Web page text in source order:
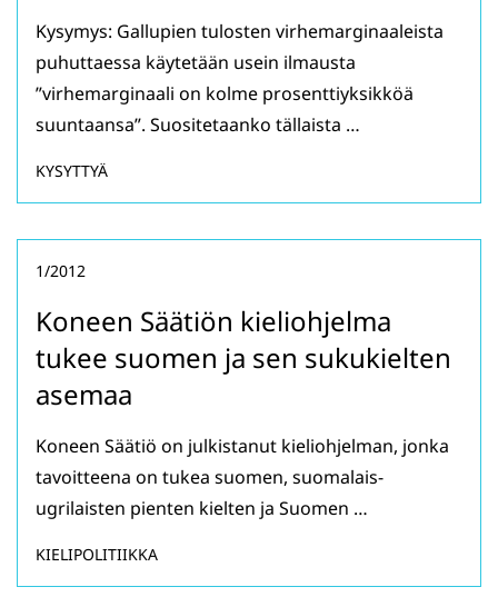
Kysymys: Gallupien tulosten virhemarginaaleista
puhuttaessa käytetään usein ilmausta
”virhemarginaali on kolme prosenttiyksikköä
suuntaansa”. Suositetaanko tällaista …
KYSYTTYÄ
Koneen Säätiön kieliohjelma
tukee suomen ja sen sukukielten
asemaa
1/2012
Koneen Säätiö on julkistanut kieliohjelman, jonka
tavoitteena on tukea suomen, suomalais-
ugrilaisten pienten kielten ja Suomen …
KIELIPOLITIIKKA